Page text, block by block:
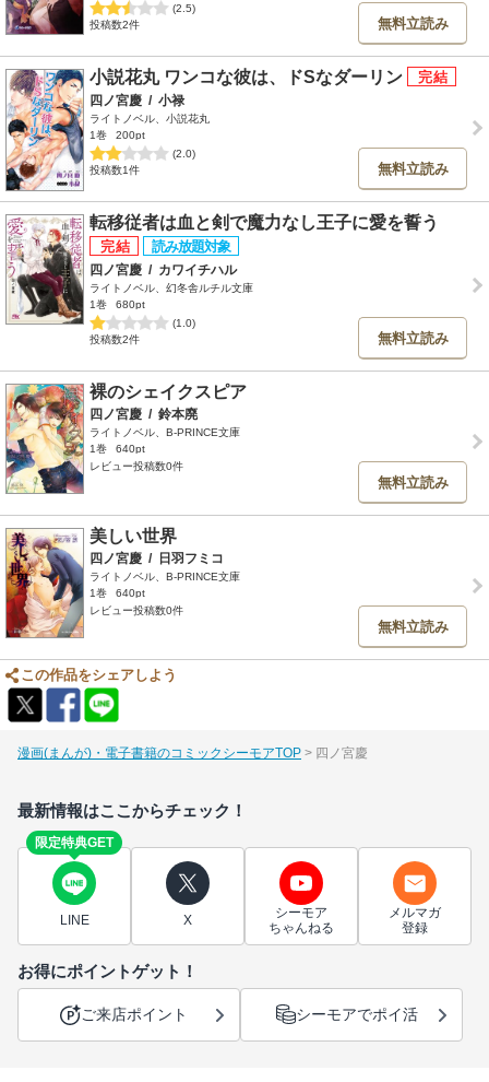
(2.5)
投稿数2件
無料立読み
小説花丸 ワンコな彼は、ドSなダーリン
四ノ宮慶 / 小禄
ライトノベル、小説花丸
1巻
200pt
(2.0)
投稿数1件
無料立読み
転移従者は血と剣で魔力なし王子に愛を誓う
四ノ宮慶 / カワイチハル
ライトノベル、幻冬舎ルチル文庫
1巻
680pt
(1.0)
投稿数2件
無料立読み
裸のシェイクスピア
四ノ宮慶 / 鈴本廃
ライトノベル、B-PRINCE文庫
1巻
640pt
レビュー投稿数0件
無料立読み
美しい世界
四ノ宮慶 / 日羽フミコ
ライトノベル、B-PRINCE文庫
1巻
640pt
レビュー投稿数0件
無料立読み
この作品をシェアしよう
漫画(まんが)・電子書籍のコミックシーモアTOP 四ノ宮慶
最新情報はここからチェック！
限定特典GET
LINE X
シーモア
ちゃんねる
メルマガ
登録
お得にポイントゲット！
ご来店ポイント シーモアでポイ活